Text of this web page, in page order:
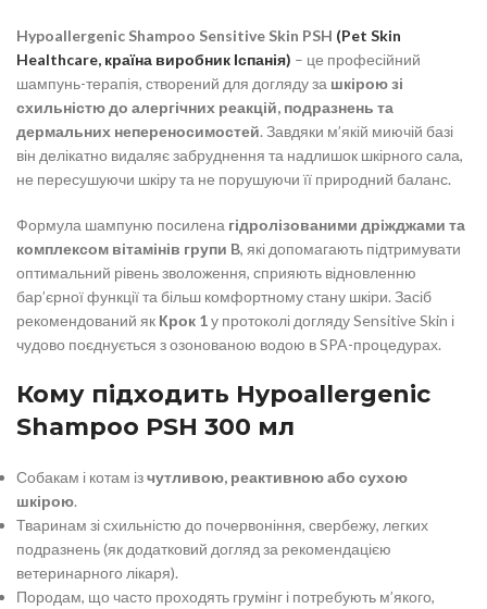
Hypoallergenic Shampoo Sensitive Skin PSH (Pet Skin
Healthcare, країна виробник Іспанія) – це професійний
шампунь-терапія, створений для догляду за шкірою зі
схильністю до алергічних реакцій, подразнень та
дермальних непереносимостей. Завдяки м’якій миючій базі
він делікатно видаляє забруднення та надлишок шкірного сала,
не пересушуючи шкіру та не порушуючи її природний баланс.
Формула шампуню посилена гідролізованими дріжджами та
комплексом вітамінів групи B, які допомагають підтримувати
оптимальний рівень зволоження, сприяють відновленню
бар’єрної функції та більш комфортному стану шкіри. Засіб
рекомендований як Крок 1у протоколі догляду Sensitive Skin і
чудово поєднується з озонованою водою в SPA-процедурах.
Кому підходить Hypoallergenic
Shampoo PSH 300 мл
Собакам і котам ізчутливою, реактивною або сухою
шкірою.
Тваринам зі схильністю до почервоніння, свербежу, легких
подразнень (як додатковий догляд за рекомендацією
ветеринарного лікаря).
Породам, що часто проходять грумінг і потребують м’якого,